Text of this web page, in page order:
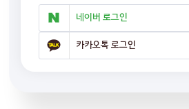
네이버 로그인
카카오톡 로그인